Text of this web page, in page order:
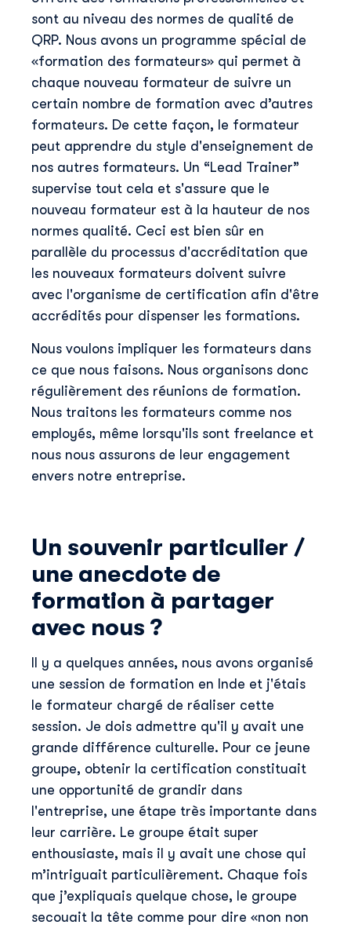
contenu pertinent sur nos produits et services. Vous
pouvez vous désinscrire à tout moment. Pour plus de
détails, consultez notre politique de confidentialité.
sont au niveau des normes de qualité de
QRP. Nous avons un programme spécial de
«formation des formateurs» qui permet à
chaque nouveau formateur de suivre un
certain nombre de formation avec d’autres
formateurs. De cette façon, le formateur
peut apprendre du style d'enseignement de
nos autres formateurs. Un “Lead Trainer”
supervise tout cela et s'assure que le
nouveau formateur est à la hauteur de nos
normes qualité. Ceci est bien sûr en
parallèle du processus d'accréditation que
les nouveaux formateurs doivent suivre
avec l'organisme de certification afin d'être
accrédités pour dispenser les formations.
Nous voulons impliquer les formateurs dans
ce que nous faisons. Nous organisons donc
régulièrement des réunions de formation.
Nous traitons les formateurs comme nos
employés, même lorsqu'ils sont freelance et
nous nous assurons de leur engagement
envers notre entreprise.
Un souvenir particulier /
une anecdote de
formation à partager
avec nous ?
Il y a quelques années, nous avons organisé
une session de formation en Inde et j'étais
le formateur chargé de réaliser cette
session. Je dois admettre qu'il y avait une
grande différence culturelle. Pour ce jeune
groupe, obtenir la certification constituait
une opportunité de grandir dans
l'entreprise, une étape très importante dans
leur carrière. Le groupe était super
enthousiaste, mais il y avait une chose qui
m’intriguait particulièrement. Chaque fois
que j’expliquais quelque chose, le groupe
secouait la tête comme pour dire «non non